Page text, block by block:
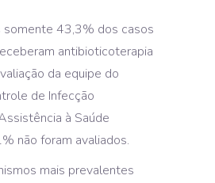
somente 43,3% dos casos
antibioticoterapia
da equipe do
de Infecção
à Saúde
não foram avaliados.
mais prevalentes